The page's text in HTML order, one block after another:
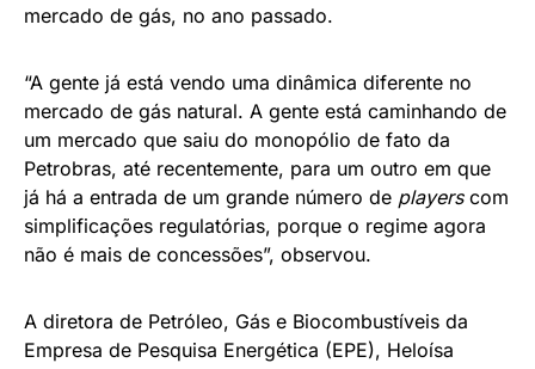
mercado de gás, no ano passado.
“A gente já está vendo uma dinâmica diferente no
mercado de gás natural. A gente está caminhando de
um mercado que saiu do monopólio de fato da
Petrobras, até recentemente, para um outro em que
já há a entrada de um grande número de playerscom
simplificações regulatórias, porque o regime agora
não é mais de concessões”, observou.
A diretora de Petróleo, Gás e Biocombustíveis da
Empresa de Pesquisa Energética (EPE), Heloísa